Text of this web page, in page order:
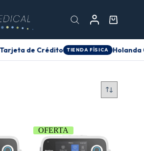
de Crédito TIENDA FÍSICA Holanda
OFERTA